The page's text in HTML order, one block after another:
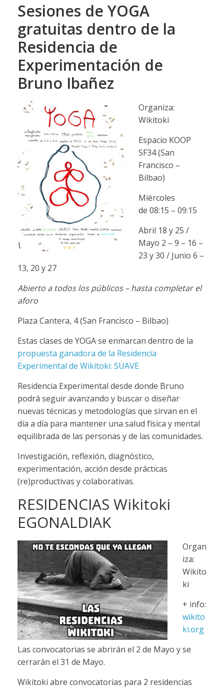
Sesiones de YOGA
gratuitas dentro de la
Residencia de
Experimentación de
Bruno Ibañez
Organiza:
Wikitoki
Espacio KOOP
SF34 (San
Francisco –
Bilbao)
Miércoles
de 08:15 – 09:15
Abril 18 y 25 /
Mayo 2 – 9 – 16 –
23 y 30 / Junio 6 –
13, 20 y 27
Abierto a todos los públicos – hasta completar el
aforo
Plaza Cantera, 4 (San Francisco – Bilbao)
Estas clases de YOGA se enmarcan dentro de la
propuesta ganadora de la Residencia
Experimental de Wikitoki: SUAVE
Residencia Experimental desde donde Bruno
podrá seguir avanzando y buscar o diseñar
nuevas técnicas y metodologías que sirvan en el
día a día para mantener una salud física y mental
equilibrada de las personas y de las comunidades.
Investigación, reflexión, diagnóstico,
experimentación, acción desde prácticas
(re)productivas y colaborativas.
RESIDENCIAS Wikitoki
EGONALDIAK
Organ
iza:
Wikito
ki
+ info:
wikito
ki.org
Las convocatorias se abrirán el 2 de Mayo y se
cerrarán el 31 de Mayo.
Wikitoki abre convocatorias para 2 residencias